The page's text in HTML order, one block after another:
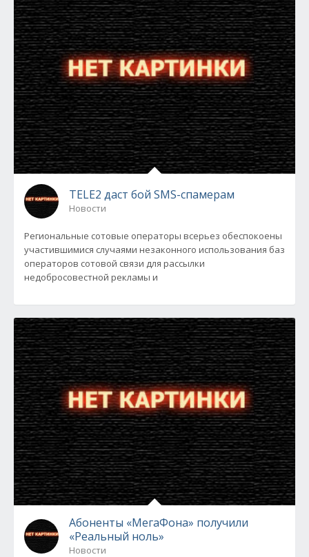
TELE2 даст бой SMS-спамерам
Новости
Региональные сотовые операторы всерьез обеспокоены
участившимися случаями незаконного использования баз
операторов сотовой связи для рассылки
недобросовестной рекламы и
Абоненты «МегаФона» получили
«Реальный ноль»
Новости